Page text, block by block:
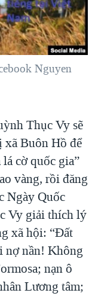
NAM
SÂM
THÔN MỸ
Nguyen
Thục Vy sẽ
xã Buôn Hồ để
cờ quốc gia”
vàng, rồi đăng
Ngày Quốc
Vy giải thích lý
xã hội: “Đất
nợ nần! Không
nạn ô
Lương tâm;